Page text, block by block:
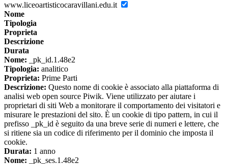
www.liceoartisticocaravillani.edu.it
Nome
Tipologia
Proprieta
Descrizione
Durata
Nome: _pk_id.1.48e2
Tipologia: analitico
Proprieta: Prime Parti
Descrizione: Questo nome di cookie è associato alla piattaforma di
analisi web open source Piwik. Viene utilizzato per aiutare i
proprietari di siti Web a monitorare il comportamento dei visitatori e
misurare le prestazioni del sito. È un cookie di tipo pattern, in cui il
prefisso _pk_id è seguito da una breve serie di numeri e lettere, che
si ritiene sia un codice di riferimento per il dominio che imposta il
cookie.
Durata: 1 anno
Nome: _pk_ses.1.48e2